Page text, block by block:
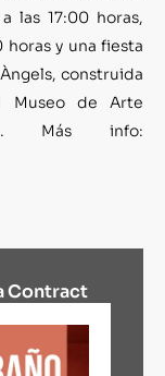
las 17:00 horas,
horas y una fiesta
construida
Museo de Arte
Más info:
Contract